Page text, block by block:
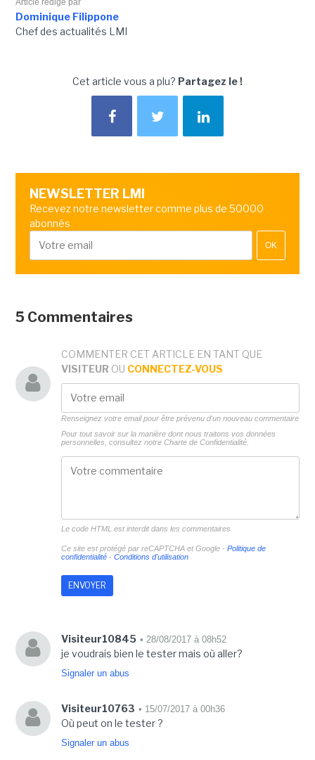
Article rédigé par
Dominique Filippone
Chef des actualités LMI
Cet article vous a plu? Partagez le !
NEWSLETTER LMI
Recevez notre newsletter comme plus de 50000
abonnés
OK
5 Commentaires
COMMENTER CET ARTICLE EN TANT QUE
VISITEUR OU CONNECTEZ-VOUS
Renseignez votre email pour être prévenu d'un nouveau commentaire
Pour tout savoir sur la manière dont nous traitons vos données
personnelles, consultez notre Charte de Confidentialité.
Le code HTML est interdit dans les commentaires
Ce site est protégé par reCAPTCHA et Google - Politique de
confidentialité- Conditions d'utilisation
Visiteur10845 • 28/08/2017 à 08h52
je voudrais bien le tester mais où aller?
Signaler un abus
Visiteur10763 • 15/07/2017 à 00h36
Où peut on le tester ?
Signaler un abus